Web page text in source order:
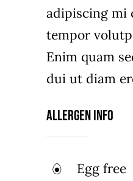
adipiscing mi
tempor
Enim quam
dui ut diam
Allergen Info
Egg free